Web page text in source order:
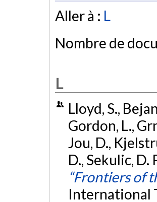
Aller à : L
Nombre de
L
Lloyd, S.,
Gordon, L.,
Jou, D.,
D., Sekulic,
“Frontiers of
International